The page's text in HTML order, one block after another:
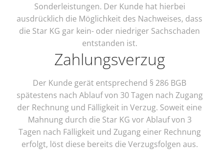
Sonderleistungen. Der Kunde hat hierbei
ausdrücklich die Möglichkeit des Nachweises, dass
die Star KG gar kein- oder niedriger Sachschaden
entstanden ist.
Zahlungsverzug
Der Kunde gerät entsprechend § 286 BGB
spätestens nach Ablauf von 30 Tagen nach Zugang
der Rechnung und Fälligkeit in Verzug. Soweit eine
Mahnung durch die Star KG vor Ablauf von 3
Tagen nach Fälligkeit und Zugang einer Rechnung
erfolgt, löst diese bereits die Verzugsfolgen aus.